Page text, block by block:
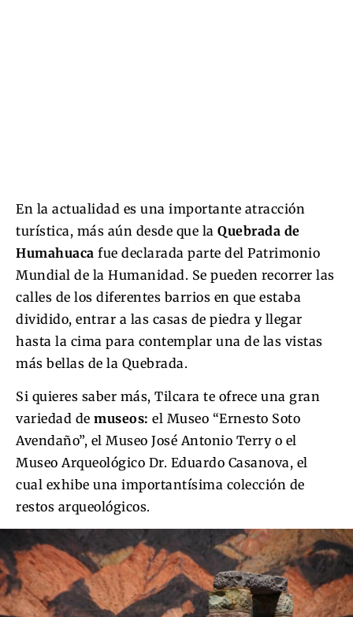
En la actualidad es una importante atracción
turística, más aún desde que la Quebrada de
Humahuaca fue declarada parte del Patrimonio
Mundial de la Humanidad. Se pueden recorrer las
calles de los diferentes barrios en que estaba
dividido, entrar a las casas de piedra y llegar
hasta la cima para contemplar una de las vistas
más bellas de la Quebrada.
Si quieres saber más, Tilcara te ofrece una gran
variedad de museos: el Museo “Ernesto Soto
Avendaño”, el Museo José Antonio Terry o el
Museo Arqueológico Dr. Eduardo Casanova, el
cual exhibe una importantísima colección de
restos arqueológicos.